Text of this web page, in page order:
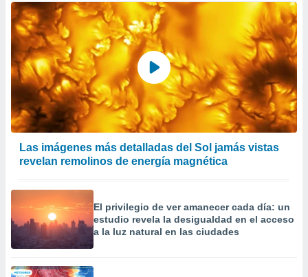
Las imágenes más detalladas del Sol jamás vistas
revelan remolinos de energía magnética
El privilegio de ver amanecer cada día: un
estudio revela la desigualdad en el acceso
a la luz natural en las ciudades